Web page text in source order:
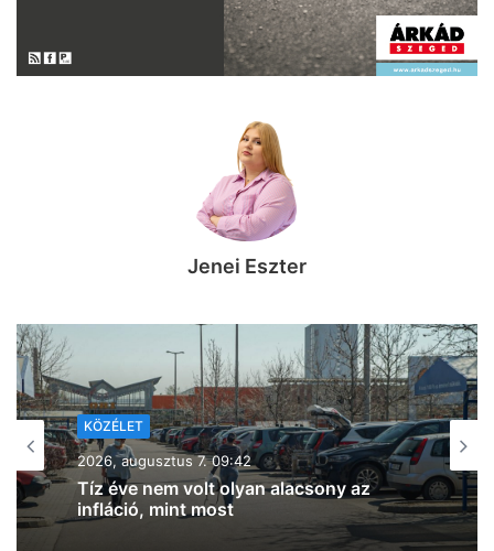
Jenei Eszter
KÖZÉLET
2026, augusztus 7. 08:22
Szondi Vanda: automatikusan, két
részletben érkezik az iskolakezdési
támogatás, nem kell igényelni, és nem